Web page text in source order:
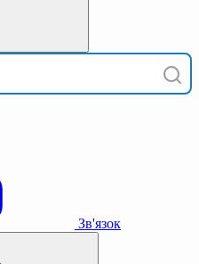
Зв'язок